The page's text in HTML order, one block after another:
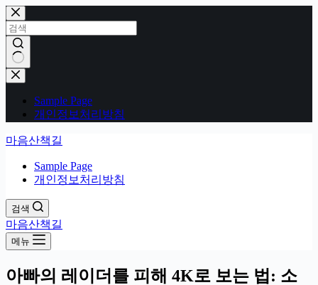
본
문
으
로
건
너
결
Sample Page
개인정보처리방침
마음산책길
Sample Page
개인정보처리방침
검색
마음산책길
메뉴
아빠의 레이더를 피해 4K로 보는 법: 소